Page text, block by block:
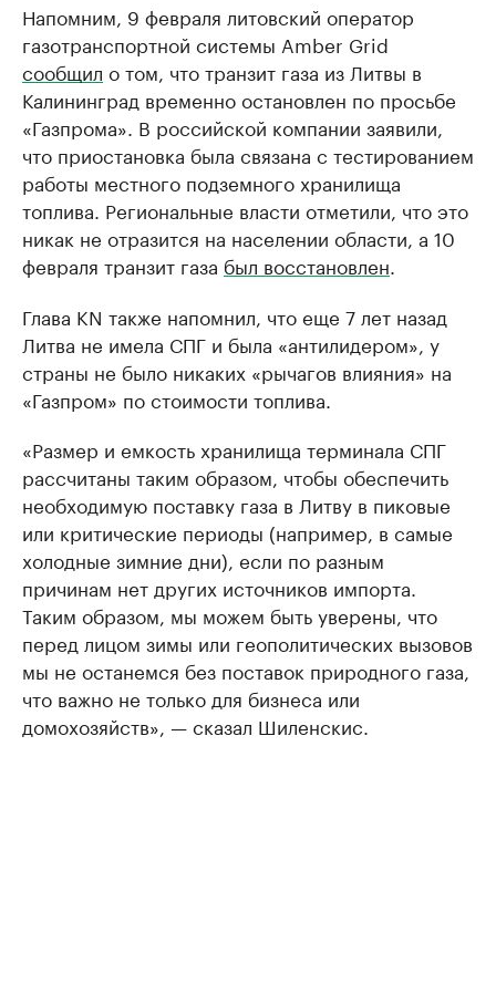
Напомним, 9 февраля литовский оператор
газотранспортной системы Amber Grid
сообщил о том, что транзит газа из Литвы в
Калининград временно остановлен по просьбе
«Газпрома». В российской компании заявили,
что приостановка была связана с тестированием
работы местного подземного хранилища
топлива. Региональные власти отметили, что это
никак не отразится на населении области, а 10
февраля транзит газа был восстановлен
Глава KN также напомнил, что еще 7 лет назад
Литва не имела СПГ и была «антилидером», у
страны не было никаких «рычагов влияния» на
«Газпром» по стоимости топлива.
«Размер и емкость хранилища терминала СПГ
рассчитаны таким образом, чтобы обеспечить
необходимую поставку газа в Литву в пиковые
или критические периоды (например, в самые
холодные зимние дни), если по разным
причинам нет других источников импорта.
Таким образом, мы можем быть уверены, что
перед лицом зимы или геополитических вызовов
мы не останемся без поставок природного газа,
что важно не только для бизнеса или
домохозяйств», — сказал Шиленскис.